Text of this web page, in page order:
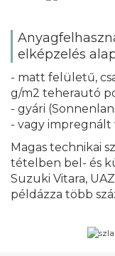
elképzelés
- matt felületű,
g/m2 teherautó
- gyári
Magas technikai
tételben bel- és
Suzuki Vitara,
példázza több